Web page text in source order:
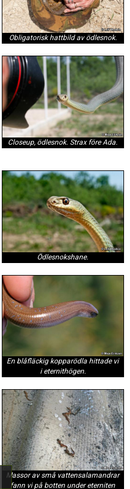
Obligatorisk hattbild av ödlesnok.
Closeup, ödlesnok. Strax före Ada.
Ödlesnokshane.
En blåfläckig kopparödla hittade vi
i eternithögen.
Massor av små vattensalamandrar
fann vi på botten under eterniten